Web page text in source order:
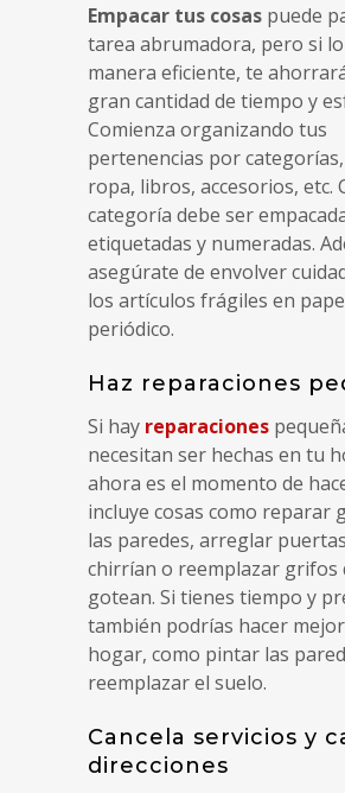
Empacar tus cosas puede
tarea abrumadora, pero si lo
manera eficiente, te
gran cantidad de tiempo y
Comienza organizando tus
pertenencias por
ropa, libros, accesorios, etc.
categoría debe ser
etiquetadas y numeradas.
asegúrate de envolver
los artículos frágiles en
periódico.
Haz reparaciones
Si hay reparaciones
necesitan ser hechas en tu
ahora es el momento de
incluye cosas como reparar
las paredes, arreglar
chirrían o reemplazar grifos
gotean. Si tienes tiempo y
también podrías hacer
hogar, como pintar las
reemplazar el suelo.
Cancela servicios y
direcciones